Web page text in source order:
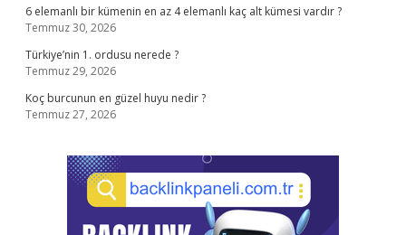
6 elemanlı bir kümenin en az 4 elemanlı kaç alt kümesi vardır ?
Temmuz 30, 2026
Türkiye’nin 1. ordusu nerede ?
Temmuz 29, 2026
Koç burcunun en güzel huyu nedir ?
Temmuz 27, 2026